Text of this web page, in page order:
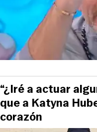
“¿Iré a actuar
que a Katyna
corazón